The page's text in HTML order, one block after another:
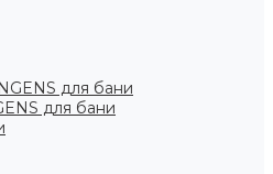
для бани